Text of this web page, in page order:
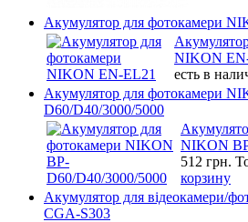
Акумулятор для фотокамери
NIKON
есть в
Акумулятор для фотокамери
D60/D40/3000/5000
NIKON
512 грн.
корзину
Акумулятор для відеокамери/
CGA-S303